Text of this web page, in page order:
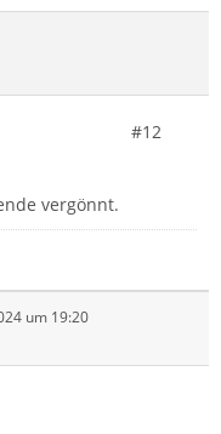
#12
vergönnt.
um 19:20